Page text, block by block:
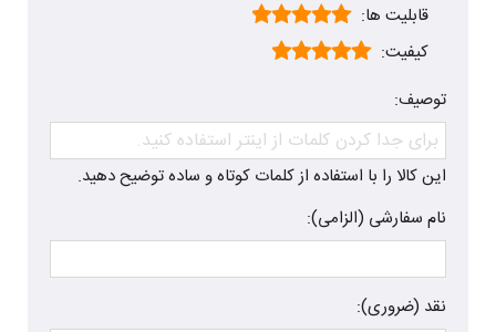
قابلیت ها:
کیفیت:
توصیف:
این کالا را با استفاده از کلمات کوتاه و ساده توضیح دهید.
نام سفارشی (الزامی):
نقد (ضروری):